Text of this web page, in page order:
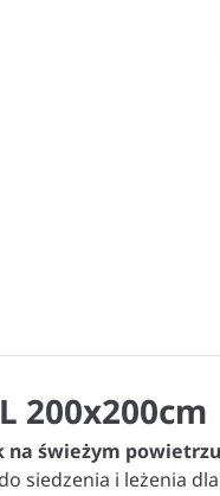
200x200cm
świeżym
siedzenia i leżenia